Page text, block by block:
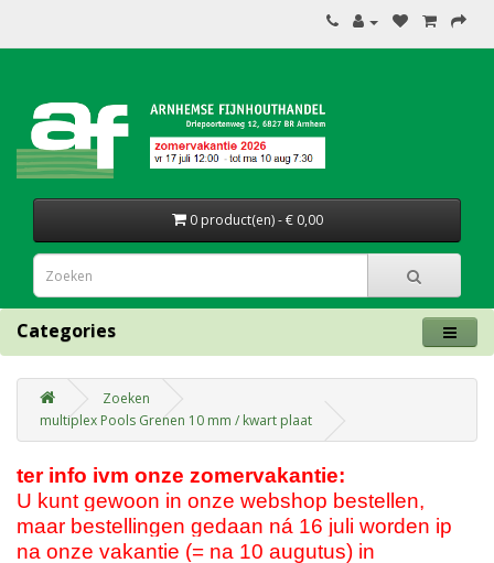
0 product(en) - € 0,00
Categories
Zoeken
multiplex Pools Grenen 10 mm / kwart plaat
ter info ivm onze zomervakantie:
U kunt gewoon in onze webshop bestellen,
maar bestellingen gedaan ná 16 juli worden ip
na onze vakantie (= na 10 augutus) in